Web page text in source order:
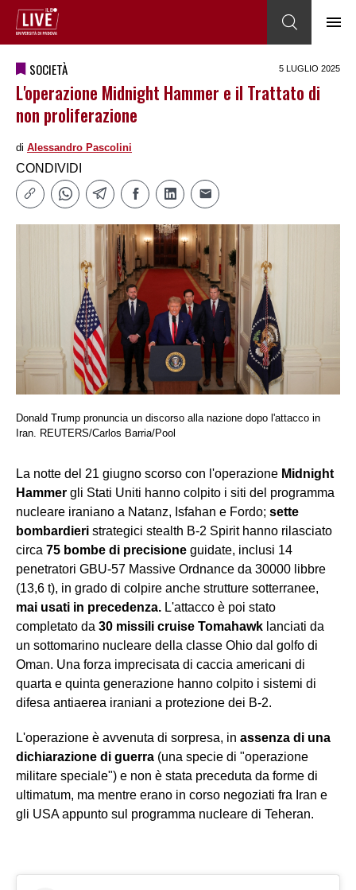
SOCIETÀ 5 LUGLIO 2025
L'operazione Midnight Hammer e il Trattato di
non proliferazione
di Alessandro Pascolini
CONDIVIDI
Donald Trump pronuncia un discorso alla nazione dopo l'attacco in
Iran. REUTERS/Carlos Barria/Pool
La notte del 21 giugno scorso con l'operazione Midnight
Hammer gli Stati Uniti hanno colpito i siti del programma
nucleare iraniano a Natanz, Isfahan e Fordo; sette
bombardieri strategici stealth B-2 Spirit hanno rilasciato
circa 75 bombe di precisione guidate, inclusi 14
penetratori GBU-57 Massive Ordnance da 30000 libbre
(13,6 t), in grado di colpire anche strutture sotterranee,
mai usati in precedenza. L'attacco è poi stato
completato da 30 missili cruise Tomahawk lanciati da
un sottomarino nucleare della classe Ohio dal golfo di
Oman. Una forza imprecisata di caccia americani di
quarta e quinta generazione hanno colpito i sistemi di
difesa antiaerea iraniani a protezione dei B-2.
L'operazione è avvenuta di sorpresa, in assenza di una
dichiarazione di guerra (una specie di "operazione
militare speciale") e non è stata preceduta da forme di
ultimatum, ma mentre erano in corso negoziati fra Iran e
gli USA appunto sul programma nucleare di Teheran.